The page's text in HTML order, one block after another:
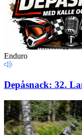
Enduro
Depåsnack: 32.